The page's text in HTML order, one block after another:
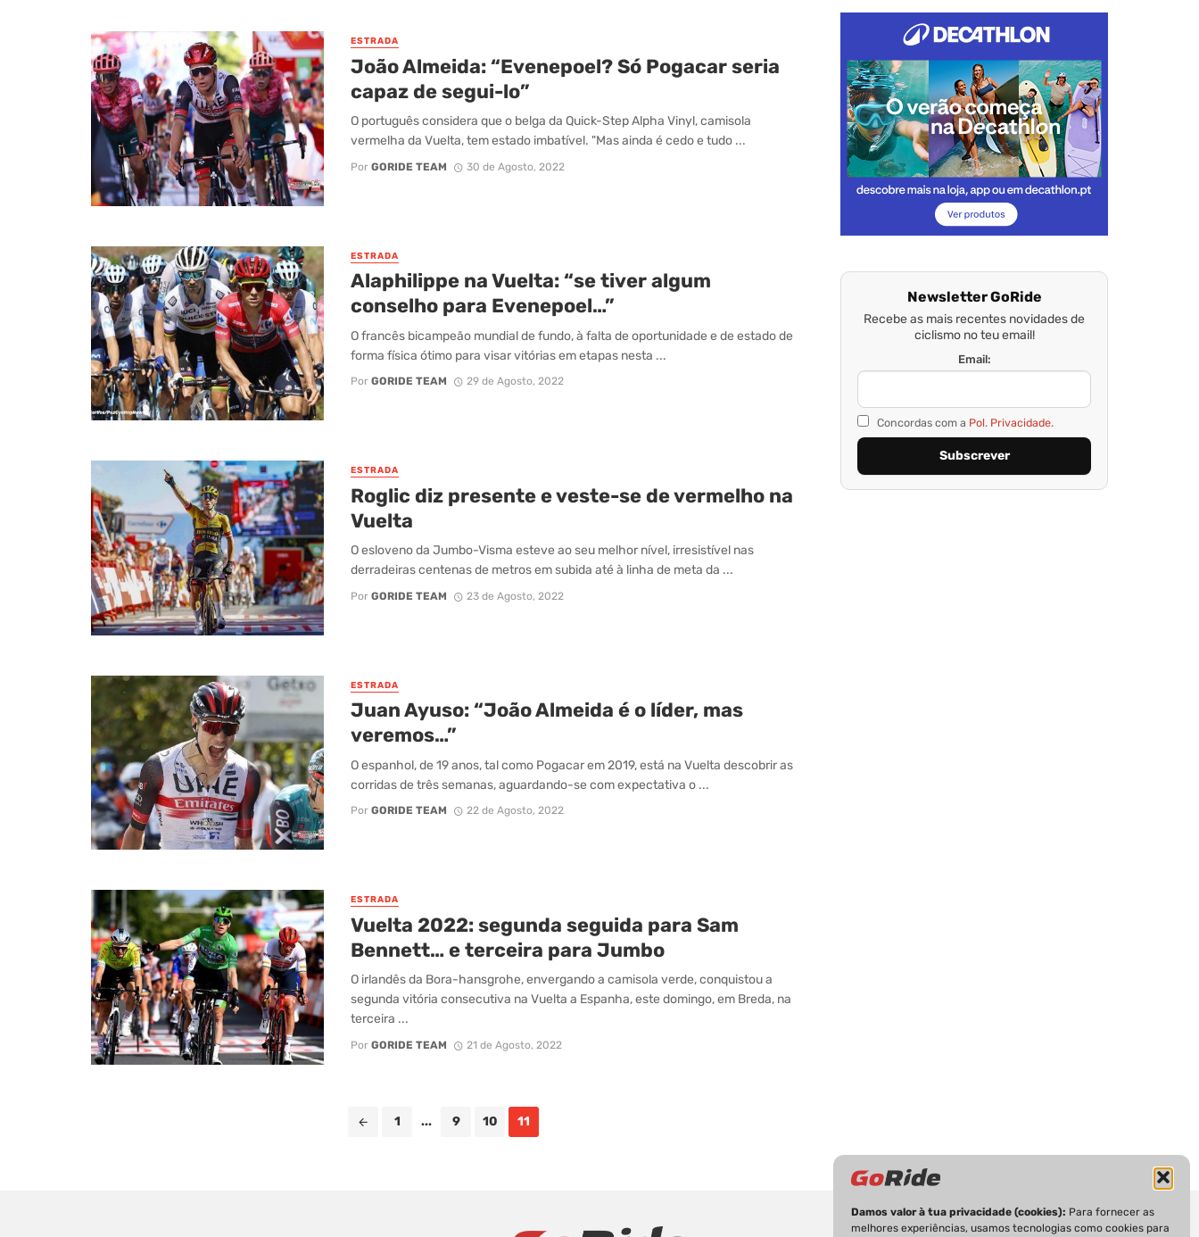
Damos valor à tua privacidade (cookies): Para fornecer as
melhores experiências, usamos tecnologias como cookies para
ESTRADA
João Almeida: “Evenepoel? Só Pogacar seria
capaz de segui-lo”
O português considera que o belga da Quick-Step Alpha Vinyl, camisola
vermelha da Vuelta, tem estado imbatível. "Mas ainda é cedo e tudo ...
Por GORIDE TEAM 30 de Agosto, 2022
ESTRADA
Alaphilippe na Vuelta: “se tiver algum
conselho para Evenepoel…”
O francês bicampeão mundial de fundo, à falta de oportunidade e de estado de
forma física ótimo para visar vitórias em etapas nesta ...
Por GORIDE TEAM 29 de Agosto, 2022
ESTRADA
Roglic diz presente e veste-se de vermelho na
Vuelta
O esloveno da Jumbo-Visma esteve ao seu melhor nível, irresistível nas
derradeiras centenas de metros em subida até à linha de meta da ...
Por GORIDE TEAM 23 de Agosto, 2022
ESTRADA
Juan Ayuso: “João Almeida é o líder, mas
veremos…”
O espanhol, de 19 anos, tal como Pogacar em 2019, está na Vuelta descobrir as
corridas de três semanas, aguardando-se com expectativa o ...
Por GORIDE TEAM 22 de Agosto, 2022
ESTRADA
Vuelta 2022: segunda seguida para Sam
Bennett… e terceira para Jumbo
O irlandês da Bora-hansgrohe, envergando a camisola verde, conquistou a
segunda vitória consecutiva na Vuelta a Espanha, este domingo, em Breda, na
terceira ...
Por GORIDE TEAM 21 de Agosto, 2022
1 ... 9 10 11
Newsletter GoRide
Recebe as mais recentes novidades de
ciclismo no teu email!
Email:
Concordas com a Pol. Privacidade.